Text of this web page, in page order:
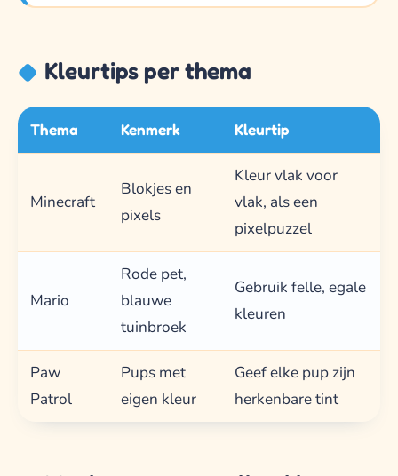
Kleurtips per thema
Thema Kenmerk Kleurtip
Minecraft
Blokjes en
pixels
Kleur vlak voor
vlak, als een
pixelpuzzel
Mario
Rode pet,
blauwe
tuinbroek
Gebruik felle, egale
kleuren
Paw
Patrol
Pups met
eigen kleur
Geef elke pup zijn
herkenbare tint